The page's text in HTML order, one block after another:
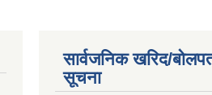
सार्वजनिक खरिद/
सूचना